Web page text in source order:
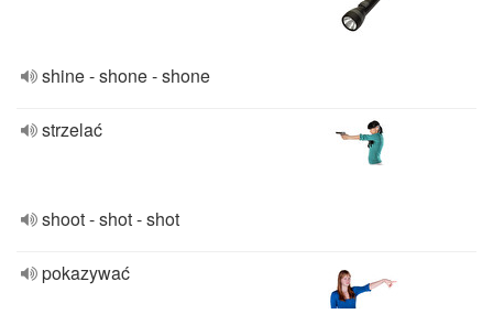
shine - shone - shone
strzelać
shoot - shot - shot
pokazywać